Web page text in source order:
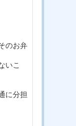
のお弁
いこ
に分担